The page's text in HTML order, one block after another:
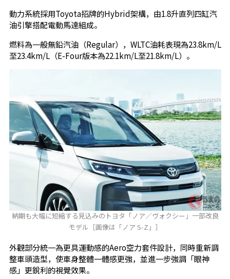
動力系統採用Toyota招牌的Hybrid架構，由1.8升直列四缸汽
油引擎搭配電動馬達組成。
燃料為一般無鉛汽油（Regular），WLTC油耗表現為23.8km/L
至23.4km/L（E-Four版本為22.1km/L至21.8km/L）。
納期も大幅に短縮する見込みのトヨタ「ノア／ヴォクシー」一部改良
モデル［画像は「ノア S-Z」］
外觀部分統一為更具運動感的Aero空力套件設計，同時重新調
整車頭造型，使車身整體一體感更強，並進一步強調「眼神
感」更銳利的視覺效果。